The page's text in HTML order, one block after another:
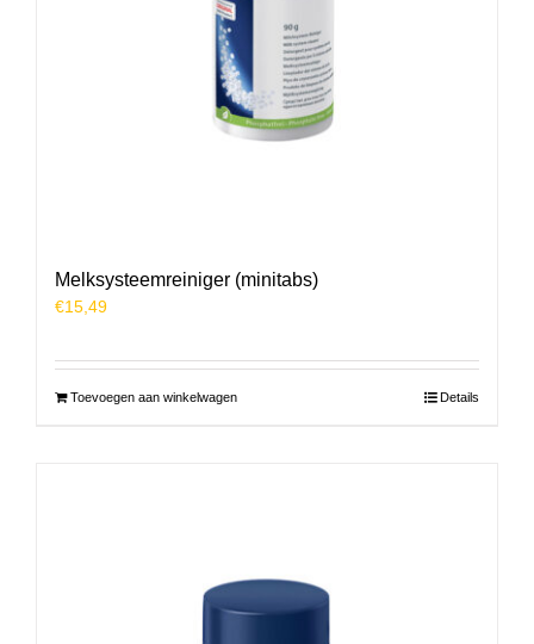
Melksysteemreiniger (minitabs)
€15,49
Toevoegen aan winkelwagen Details